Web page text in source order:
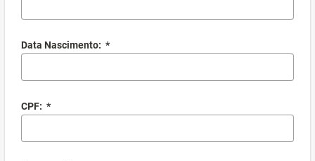
Data Nascimento: *
CPF: *